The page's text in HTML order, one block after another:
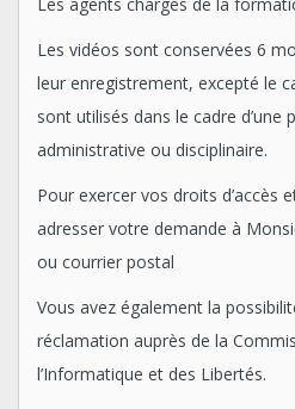
Les agents chargés de la
Les vidéos sont conservées 6
leur enregistrement, excepté le
sont utilisés dans le cadre d’une
administrative ou disciplinaire.
Pour exercer vos droits d’accès
adresser votre demande à
ou courrier postal
Vous avez également la
réclamation auprès de la
l’Informatique et des Libertés.